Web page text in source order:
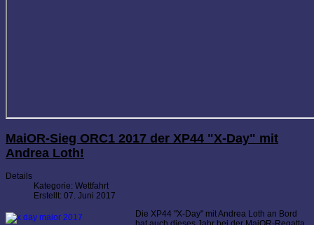
MaiOR-Sieg ORC1 2017 der XP44 "X-Day" mit
Andrea Loth!
Details
Kategorie: Wettfahrt
Erstellt: 07. Juni 2017
Die XP44 "X-Day" mit Andrea Loth an Bord